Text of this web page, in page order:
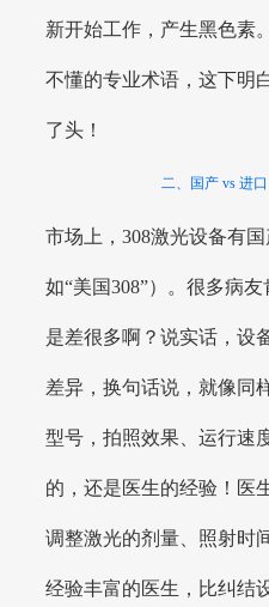
新开始工作，产生黑色素
不懂的专业术语，这下明
了头！
二、国产 vs 进
市场上，308激光设备有
如“美国308”）。很多病
是差很多啊？说实话，设
差异，换句话说，就像同
型号，拍照效果、运行速
的，还是医生的经验！医
调整激光的剂量、照射时
经验丰富的医生，比纠结